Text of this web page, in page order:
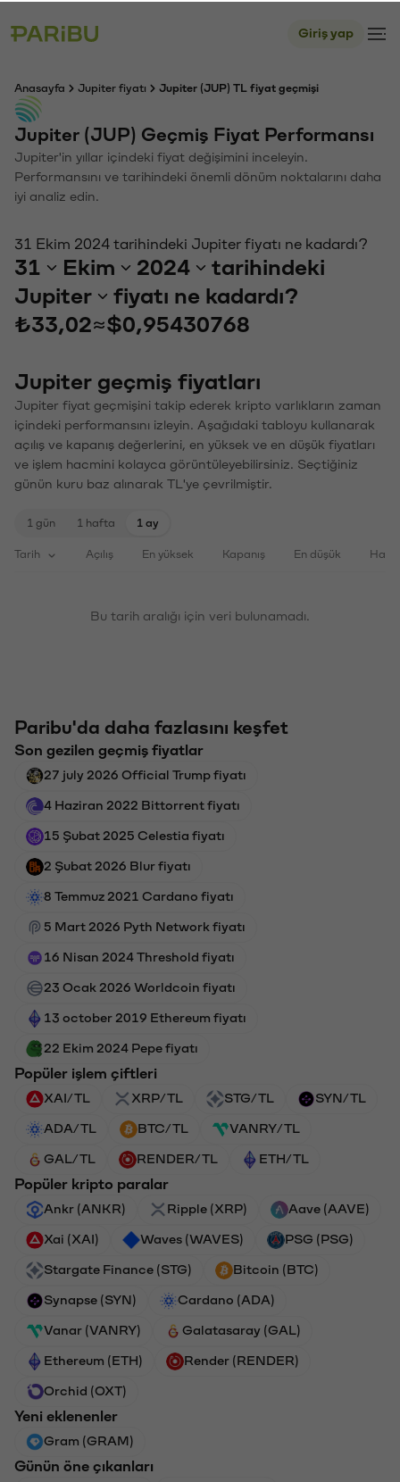
Giriş yap
Anasayfa Jupiter fiyatı Jupiter (JUP) TL fiyat geçmişi
Jupiter (JUP) Geçmiş Fiyat Performansı
Jupiter'in yıllar içindeki fiyat değişimini inceleyin.
Performansını ve tarihindeki önemli dönüm noktalarını daha
iyi analiz edin.
31 Ekim 2024 tarihindeki Jupiter fiyatı ne kadardı?
31 Ekim 2024
tarihindeki
Jupiter
fiyatı ne kadardı?
₺33,02≈$0,95430768
Jupiter geçmiş fiyatları
Jupiter fiyat geçmişini takip ederek kripto varlıkların zaman
içindeki performansını izleyin. Aşağıdaki tabloyu kullanarak
açılış ve kapanış değerlerini, en yüksek ve en düşük fiyatları
ve işlem hacmini kolayca görüntüleyebilirsiniz. Seçtiğiniz
günün kuru baz alınarak TL'ye çevrilmiştir.
1 gün 1 hafta 1 ay
Tarih Açılış En yüksek Kapanış En düşük
Bu tarih aralığı için veri bulunamadı.
Paribu'da daha fazlasını keşfet
Son gezilen geçmiş fiyatlar
27 july 2026 Official Trump fiyatı
4 Haziran 2022 Bittorrent fiyatı
15 Şubat 2025 Celestia fiyatı
2 Şubat 2026 Blur fiyatı
8 Temmuz 2021 Cardano fiyatı
5 Mart 2026 Pyth Network fiyatı
16 Nisan 2024 Threshold fiyatı
23 Ocak 2026 Worldcoin fiyatı
13 october 2019 Ethereum fiyatı
22 Ekim 2024 Pepe fiyatı
Popüler işlem çiftleri
XAI/TL XRP/TL STG/TL SYN/TL
ADA/TL BTC/TL VANRY/TL
GAL/TL RENDER/TL ETH/TL
Popüler kripto paralar
Ankr (ANKR) Ripple (XRP) Aave (AAVE)
Xai (XAI) Waves (WAVES) PSG (PSG)
Stargate Finance (STG) Bitcoin (BTC)
Synapse (SYN) Cardano (ADA)
Vanar (VANRY) Galatasaray (GAL)
Ethereum (ETH) Render (RENDER)
Orchid (OXT)
Yeni eklenenler
Gram (GRAM)
Günün öne çıkanları